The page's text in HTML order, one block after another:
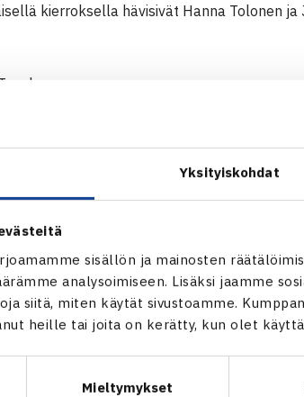
Yksityiskohdat
sisällön ja mainosten
analysoimiseen. Lisäksi jaamme
siitä, miten käytät sivustoamme.
heille tai joita on kerätty, kun olet
Mieltymykset
kierroksella hävisivät Hanna Tolonen ja
Koelliker (SUI) – Julia Rissanen 6-1 6-4
kaavio